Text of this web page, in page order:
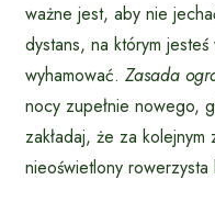
ważne jest, aby nie
dystans, na którym
wyhamować. Zasada
nocy zupełnie nowego,
zakładaj, że za
nieoświetlony